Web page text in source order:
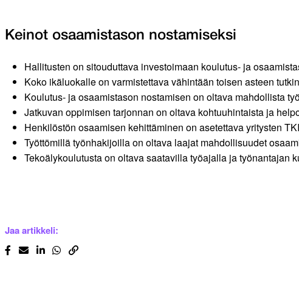
Keinot osaamistason nostamiseksi
Hallitusten on sitouduttava investoimaan koulutus- ja
Koko ikäluokalle on varmistettava vähintään toisen asteen
Koulutus- ja osaamistason nostamisen on oltava mah­dollista
Jatkuvan oppimisen tarjonnan on oltava kohtuuhintaista ja
Henkilöstön osaamisen kehittäminen on asetettava yritysten
Työttömillä työnhakijoilla on oltava laajat mahdollisuudet
Tekoälykoulutusta on oltava saatavilla työajalla ja työnantajan
Jaa artikkeli: